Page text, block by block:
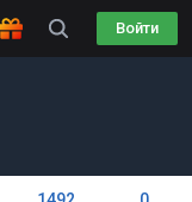
Войти